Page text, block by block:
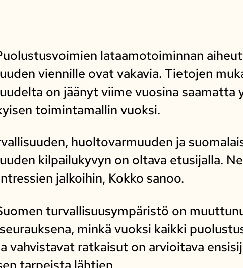
lataamotoiminnan
viennille ovat vakavia. Tietojen
on jäänyt viime vuosina saamatta
toimintamallin vuoksi.
huoltovarmuuden ja
kilpailukyvyn on oltava etusijalla.
jalkoihin, Kokko sanoo.
turvallisuusympäristö on
minkä vuoksi kaikki
vahvistavat ratkaisut on arvioitava